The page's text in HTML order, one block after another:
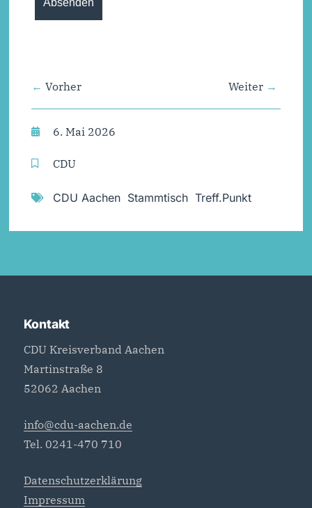
Vorher Weiter
6. Mai 2026
CDU
CDU Aachen, Stammtisch, Treff.Punkt
Kontakt
CDU Kreisverband Aachen
Martinstraße 8
52062 Aachen
info@cdu-aachen.de
Tel. 0241-470 710
Datenschutzerklärung
Impressum